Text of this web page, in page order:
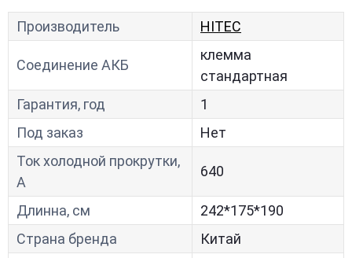
Производитель HITEC
Соединение АКБ
клемма
стандартная
Гарантия, год
1
Под заказ
Нет
Ток холодной прокрутки,
A
640
Длинна, см
242*175*190
Страна бренда
Китай